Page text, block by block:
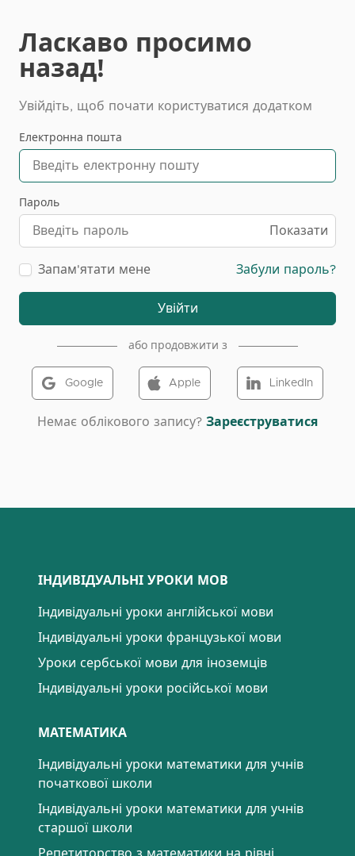
Ласкаво просимо
назад!
Увійдіть, щоб почати користуватися додатком
Електронна пошта
Пароль
Показати
Запам'ятати мене Забули пароль?
Увійти
або продовжити з
Google Apple LinkedIn
Немає облікового запису? Зареєструватися
ІНДИВІДУАЛЬНІ УРОКИ МОВ
Індивідуальні уроки англійської мови
Індивідуальні уроки французької мови
Уроки сербської мови для іноземців
Індивідуальні уроки російської мови
МАТЕМАТИКА
Індивідуальні уроки математики для учнів
початкової школи
Індивідуальні уроки математики для учнів
старшої школи